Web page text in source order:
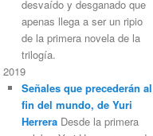
desvaído y desganado que
apenas llega a ser un ripio
de la primera novela de la
trilogía.
2019
Señales que precederán al
fin del mundo, de Yuri
HerreraDesde la primera